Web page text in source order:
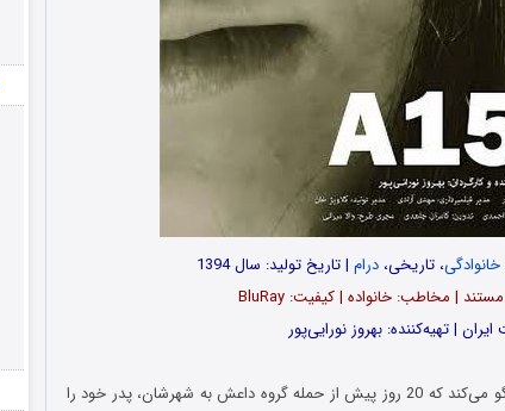
خانوادگی، تاریخی، درام| تاریخ تولید: سال 1394
مستند A157، داستان زندگی سه دختر کرد سوری را بازگو می‌کند که 20 روز پیش از حمله گروه داعش به شهرشان، پدر خود را